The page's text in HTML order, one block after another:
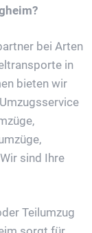
bei Arten
in
bieten wir
sind Ihre
Teilumzug